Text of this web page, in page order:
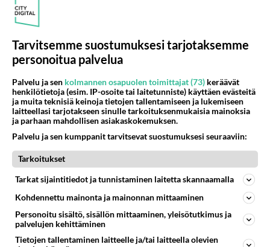
Tarvitsemme suostumuksesi tarjotaksemme
personoitua palvelua
Palvelu ja sen kolmannen osapuolen toimittajat (73) keräävät
henkilötietoja (esim. IP-osoite tai laitetunniste) käyttäen evästeitä
ja muita teknisiä keinoja tietojen tallentamiseen ja lukemiseen
laitteellasi tarjotakseen sinulle tarkoituksenmukaisia mainoksia
ja parhaan mahdollisen asiakaskokemuksen.
Palvelu ja sen kumppanit tarvitsevat suostumuksesi seuraaviin:
Tarkoitukset
Tarkat sijaintitiedot ja tunnistaminen laitetta skannaamalla
Kohdennettu mainonta ja mainonnan mittaaminen
Personoitu sisältö, sisällön mittaaminen, yleisötutkimus ja
palvelujen kehittäminen
Tietojen tallentaminen laitteelle ja/tai laitteella olevien